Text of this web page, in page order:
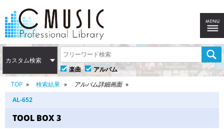
カスタム検索
楽曲
アルバム
TOP
検索結果
アルバム詳細画面
AL-652
TOOL BOX 3